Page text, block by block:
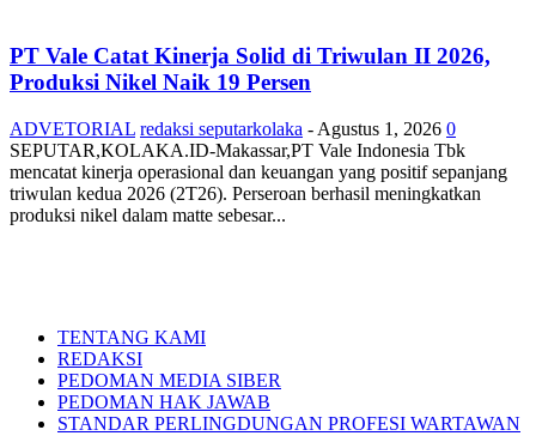
PT Vale Catat Kinerja Solid di Triwulan II 2026,
Produksi Nikel Naik 19 Persen
ADVETORIAL redaksi seputarkolaka - Agustus 1, 2026 0
SEPUTAR,KOLAKA.ID-Makassar,PT Vale Indonesia Tbk
mencatat kinerja operasional dan keuangan yang positif sepanjang
triwulan kedua 2026 (2T26). Perseroan berhasil meningkatkan
produksi nikel dalam matte sebesar...
TENTANG KAMI
REDAKSI
PEDOMAN MEDIA SIBER
PEDOMAN HAK JAWAB
STANDAR PERLINGDUNGAN PROFESI WARTAWAN